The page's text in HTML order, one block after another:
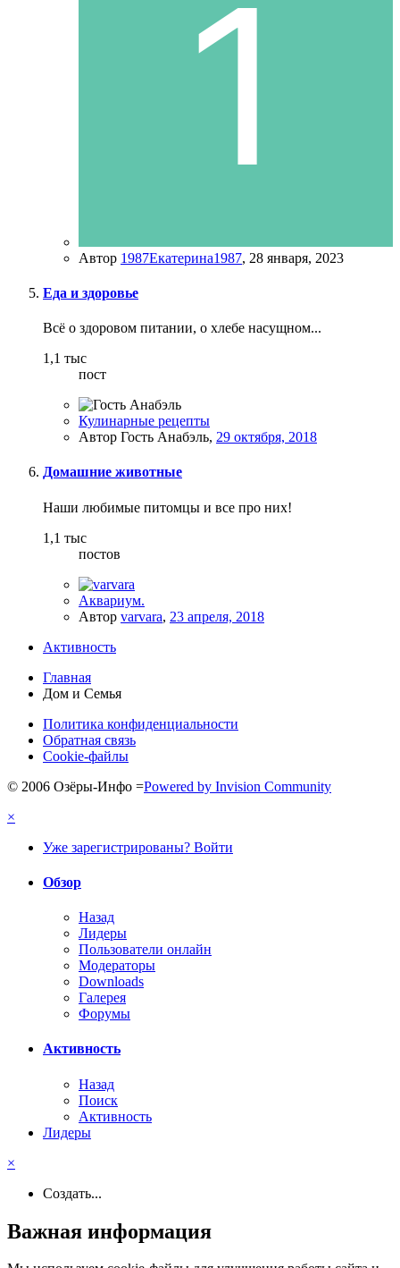
Автор 1987Екатерина1987, 28 января, 2023
Еда и здоровье
Всё о здоровом питании, о хлебе насущном...
1,1 тыс
пост
Кулинарные рецепты
Автор Гость Анабэль, 29 октября, 2018
Домашние животные
Наши любимые питомцы и все про них!
1,1 тыс
постов
Аквариум.
Автор varvara, 23 апреля, 2018
Активность
Главная
Дом и Семья
Политика конфиденциальности
Обратная связь
Cookie-файлы
© 2006 Озёры-Инфо =Powered by Invision Community
×
Уже зарегистрированы? Войти
Обзор
Назад
Лидеры
Пользователи онлайн
Модераторы
Downloads
Галерея
Форумы
Активность
Назад
Поиск
Активность
Лидеры
×
Создать...
Важная информация